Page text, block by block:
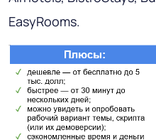
EasyRooms.